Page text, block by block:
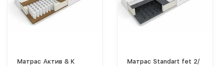
Матрас Актив & К
Матрас Standart fet 2/